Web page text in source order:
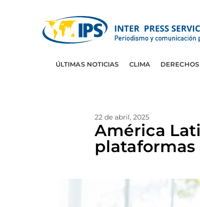
ÚLTIMAS NOTICIAS CLIMA
22 de abril, 2025
América